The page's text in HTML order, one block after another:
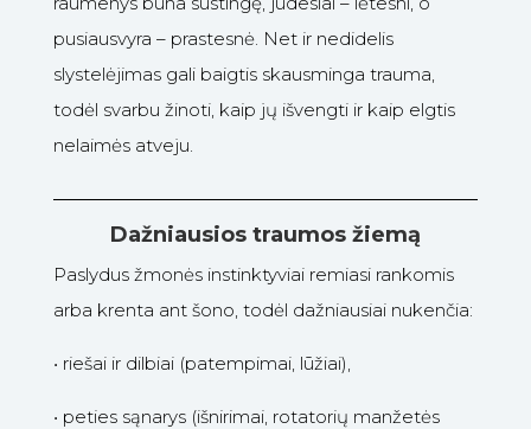
pusiausvyra – prastesnė. Net ir nedidelis
slystelėjimas gali baigtis skausminga trauma,
todėl svarbu žinoti, kaip jų išvengti ir kaip elgtis
nelaimės atveju.
Dažniausios traumos žiemą
Paslydus žmonės instinktyviai remiasi rankomis
arba krenta ant šono, todėl dažniausiai nukenčia:
• riešai ir dilbiai (patempimai, lūžiai),
• peties sąnarys (išnirimai, rotatorių manžetės